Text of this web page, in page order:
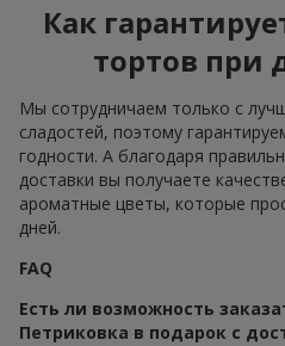
Как
тортов при
Мы сотрудничаем только с
сладостей, поэтому
годности. А благодаря
доставки вы получаете
ароматные цветы, которые
дней.
FAQ
Есть ли возможность
Петриковка в подарок с